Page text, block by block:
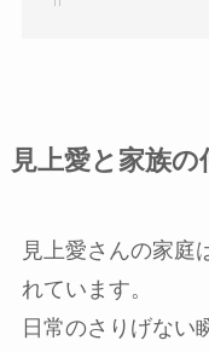
見上愛と家族
見上愛さんの家庭
れています。
日常のさりげない